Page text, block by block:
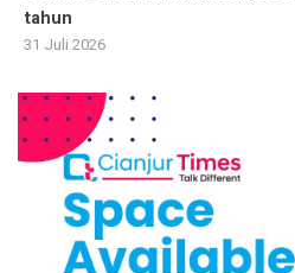
tahun
31 Juli 2026